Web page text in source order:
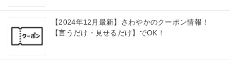
【2024年12月最新】さわやかのクーポン情報！
【言うだけ・見せるだけ】でOK！